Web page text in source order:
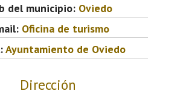
del municipio: Oviedo
Oficina de turismo
Ayuntamiento de Oviedo
Dirección